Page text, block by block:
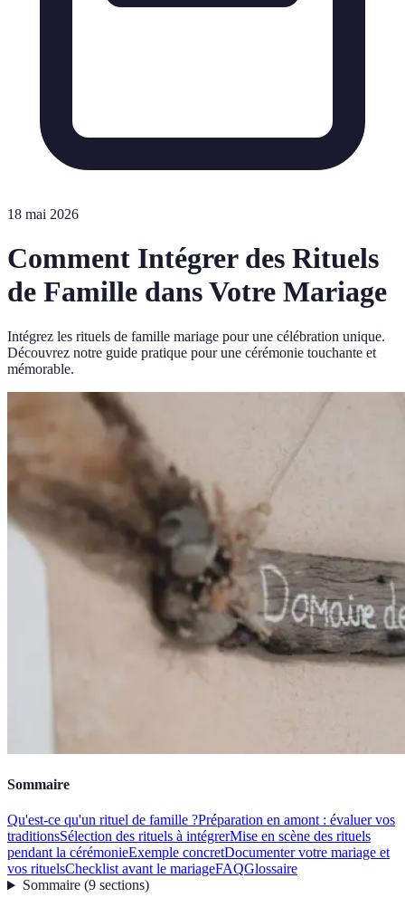
18 mai 2026
Comment Intégrer des Rituels
de Famille dans Votre Mariage
Intégrez les rituels de famille mariage pour une célébration unique.
Découvrez notre guide pratique pour une cérémonie touchante et
mémorable.
Sommaire
Qu'est-ce qu'un rituel de famille ?Préparation en amont : évaluer vos
traditionsSélection des rituels à intégrerMise en scène des rituels
pendant la cérémonieExemple concretDocumenter votre mariage et
vos rituelsChecklist avant le mariageFAQGlossaire
Sommaire(9 sections)